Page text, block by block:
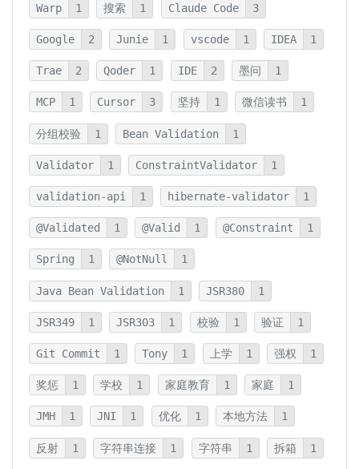
Warp 1 搜索 1 Claude Code 3
Google 2 Junie 1 vscode 1 IDEA 1
Trae 2 Qoder 1 IDE 2 墨问 1
MCP 1 Cursor 3 坚持 1 微信读书 1
分组校验 1 Bean Validation 1
Validator 1 ConstraintValidator 1
validation-api 1 hibernate-validator 1
@Validated 1 @Valid 1 @Constraint 1
Spring 1 @NotNull 1
Java Bean Validation 1 JSR380 1
JSR349 1 JSR303 1 校验 1 验证 1
Git Commit 1 Tony 1 上学 1 强权 1
奖惩 1 学校 1 家庭教育 1 家庭 1
JMH 1 JNI 1 优化 1 本地方法 1
反射 1 字符串连接 1 字符串 1 拆箱 1